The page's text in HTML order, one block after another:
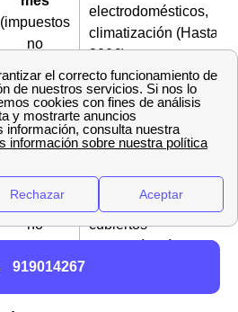
(impuestos
no
electrodomésticos,
climatización (Hasta
300€)
- Urgencias en menos
3 horas
mes
(impuestos
no
- Asistencia 24 horas
materiales y
desplazamiento
cubiertos
- Garantía mínima de 6
919014267